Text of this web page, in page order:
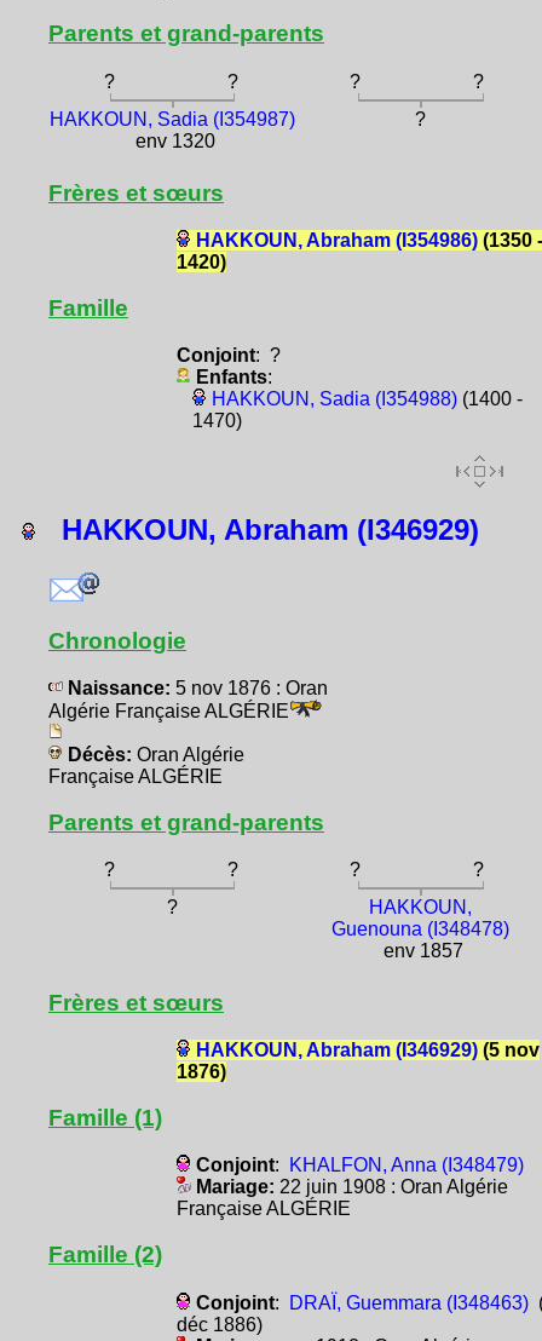
Parents et grand-parents
? ? ?
?
HAKKOUN, Sadia (I354987)
env 1320
?
Frères et sœurs
HAKKOUN, Abraham (I354986)(1350 -
1420)
Famille
Conjoint: ?
Enfants:
HAKKOUN, Sadia (I354988)(1400 -
1470)
HAKKOUN, Abraham (I346929)
Chronologie
Naissance: 5 nov 1876 : Oran
Algérie Française ALGÉRIE
Décès: Oran Algérie
Française ALGÉRIE
Parents et grand-parents
? ? ?
?
?
HAKKOUN,
Guenouna (I348478)
env 1857
Frères et sœurs
HAKKOUN, Abraham (I346929)(5 nov
1876)
Famille (1)
Conjoint:
KHALFON, Anna (I348479)
Mariage: 22 juin 1908 : Oran Algérie
Française ALGÉRIE
Famille (2)
Conjoint: DRAÏ, Guemmara (I348463)
déc 1886)